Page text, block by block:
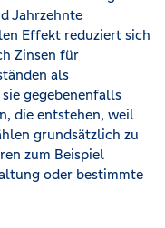
Jahrzehnte
Effekt reduziert sich
Zinsen für
als
gegebenenfalls
die entstehen, weil
grundsätzlich zu
zum Beispiel
oder bestimmte